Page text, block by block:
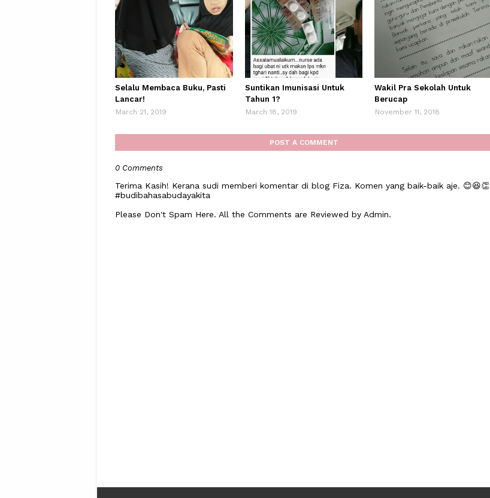
Selalu Membaca Buku, Pasti
Lancar!
March 21, 2019
Suntikan Imunisasi Untuk
Tahun 1?
March 18, 2019
Wakil Pra Sekolah Untuk
Berucap
November 11, 2018
POST A COMMENT
0 Comments
Terima Kasih! Kerana sudi memberi komentar di blog Fiza. Komen yang baik-baik aje. 😊😆👏
#budibahasabudayakita
Please Don't Spam Here. All the Comments are Reviewed by Admin.